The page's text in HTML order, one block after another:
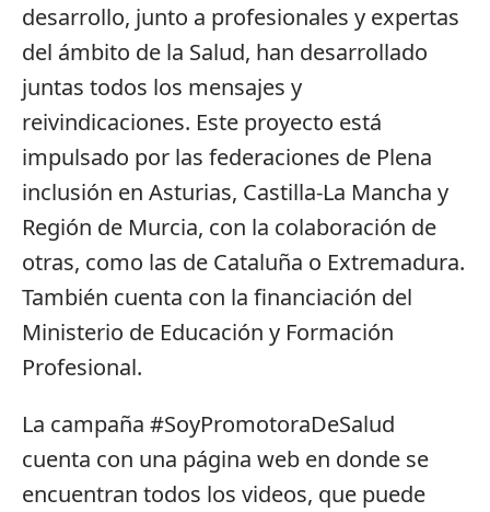
desarrollo, junto a profesionales y expertas
del ámbito de la Salud, han desarrollado
juntas todos los mensajes y
reivindicaciones. Este proyecto está
impulsado por las federaciones de Plena
inclusión en Asturias, Castilla-La Mancha y
Región de Murcia, con la colaboración de
otras, como las de Cataluña o Extremadura.
También cuenta con la financiación del
Ministerio de Educación y Formación
Profesional.
La campaña #SoyPromotoraDeSalud
cuenta con una página web en donde se
encuentran todos los videos, que puede